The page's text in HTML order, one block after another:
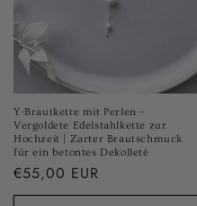
Y-Brautkette mit Perlen –
Vergoldete Edelstahlkette zur
Hochzeit | Zarter Brautschmuck
für ein betontes Dekolleté
Normaler
Preis
€55,00 EUR